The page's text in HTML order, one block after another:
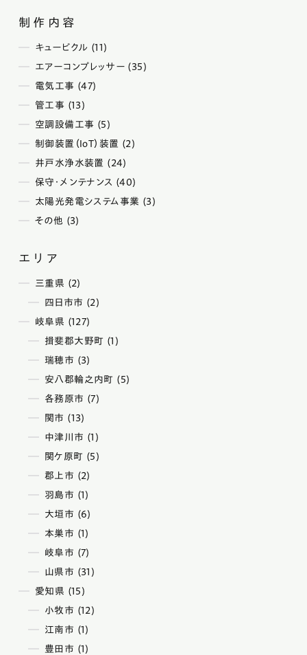
制作内容
キュービクル (11)
エアーコンプレッサー (35)
電気工事 (47)
管工事 (13)
空調設備工事 (5)
制御装置（IoT）装置 (2)
井戸水浄水装置 (24)
保守・メンテナンス (40)
太陽光発電システム事業 (3)
その他 (3)
エリア
三重県 (2)
四日市市 (2)
岐阜県 (127)
揖斐郡大野町 (1)
瑞穂市 (3)
安八郡輪之内町 (5)
各務原市 (7)
関市 (13)
中津川市 (1)
関ケ原町 (5)
郡上市 (2)
羽島市 (1)
大垣市 (6)
本巣市 (1)
岐阜市 (7)
山県市 (31)
愛知県 (15)
小牧市 (12)
江南市 (1)
豊田市 (1)